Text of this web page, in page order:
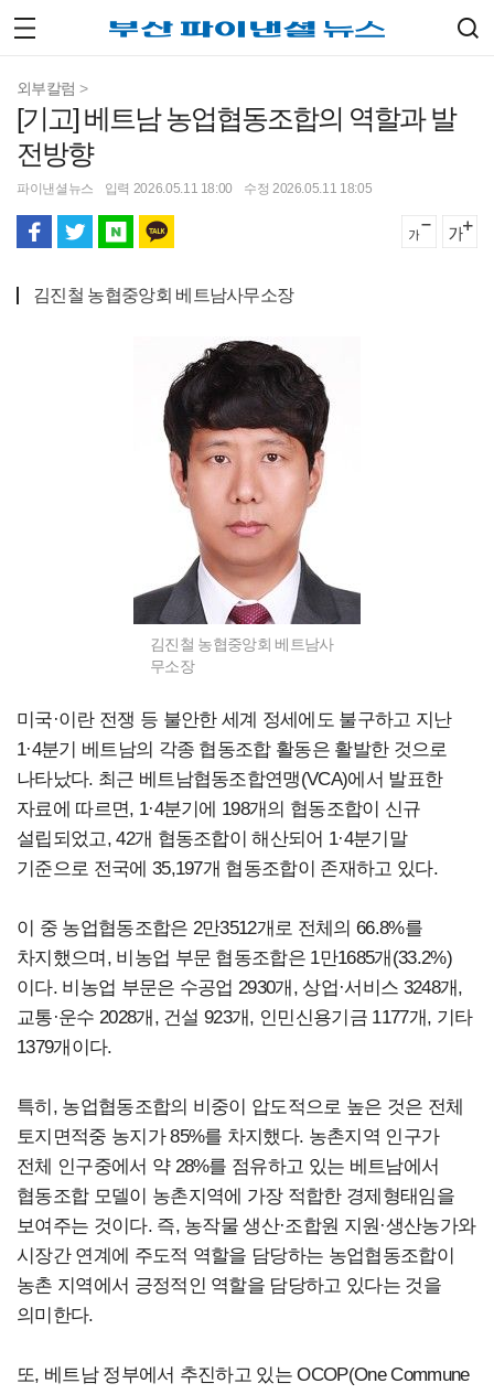
외부칼럼 >
[기고] 베트남 농업협동조합의 역할과 발
전방향
파이낸셜뉴스 입력 2026.05.11 18:00 수정 2026.05.11 18:05
김진철 농협중앙회 베트남사무소장
김진철 농협중앙회 베트남사
무소장
미국·이란 전쟁 등 불안한 세계 정세에도 불구하고 지난
1·4분기 베트남의 각종 협동조합 활동은 활발한 것으로
나타났다. 최근 베트남협동조합연맹(VCA)에서 발표한
자료에 따르면, 1·4분기에 198개의 협동조합이 신규
설립되었고, 42개 협동조합이 해산되어 1·4분기말
기준으로 전국에 35,197개 협동조합이 존재하고 있다.
이 중 농업협동조합은 2만3512개로 전체의 66.8%를
차지했으며, 비농업 부문 협동조합은 1만1685개(33.2%)
이다. 비농업 부문은 수공업 2930개, 상업·서비스 3248개,
교통·운수 2028개, 건설 923개, 인민신용기금 1177개, 기타
1379개이다.
특히, 농업협동조합의 비중이 압도적으로 높은 것은 전체
토지면적중 농지가 85%를 차지했다. 농촌지역 인구가
전체 인구중에서 약 28%를 점유하고 있는 베트남에서
협동조합 모델이 농촌지역에 가장 적합한 경제형태임을
보여주는 것이다. 즉, 농작물 생산·조합원 지원·생산농가와
시장간 연계에 주도적 역할을 담당하는 농업협동조합이
농촌 지역에서 긍정적인 역할을 담당하고 있다는 것을
의미한다.
또, 베트남 정부에서 추진하고 있는 OCOP(One Commune